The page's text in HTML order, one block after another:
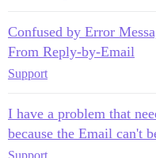
Confused by Error
From Reply-by-Email
Support
I have a problem that
because the Email can't